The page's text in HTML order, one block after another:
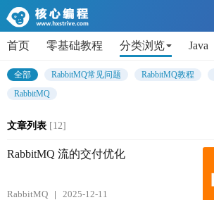
首页 零基础教程 分类浏览 Java
AI Python 代码片段 Get小技能
全部 RabbitMQ常见问题 RabbitMQ教程
RabbitMQ
文章列表 [12]
RabbitMQ 流的交付优化
RabbitMQ 2025-12-11